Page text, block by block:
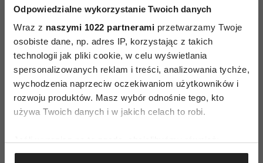
Odpowiedzialne wykorzystanie Twoich danych
Wraz z naszymi 1022 partnerami przetwarzamy Twoje
osobiste dane, np. adres IP, korzystając z takich
technologii jak pliki cookie, w celu wyświetlania
spersonalizowanych reklam i treści, analizowania tychże,
wychodzenia naprzeciw oczekiwaniom użytkowników i
rozwoju produktów. Masz wybór odnośnie tego, kto
używa Twoich danych i w jakich celach to robi.
Gromadzić dane dotyczące Twojej lokalizacji
ZAMÓW